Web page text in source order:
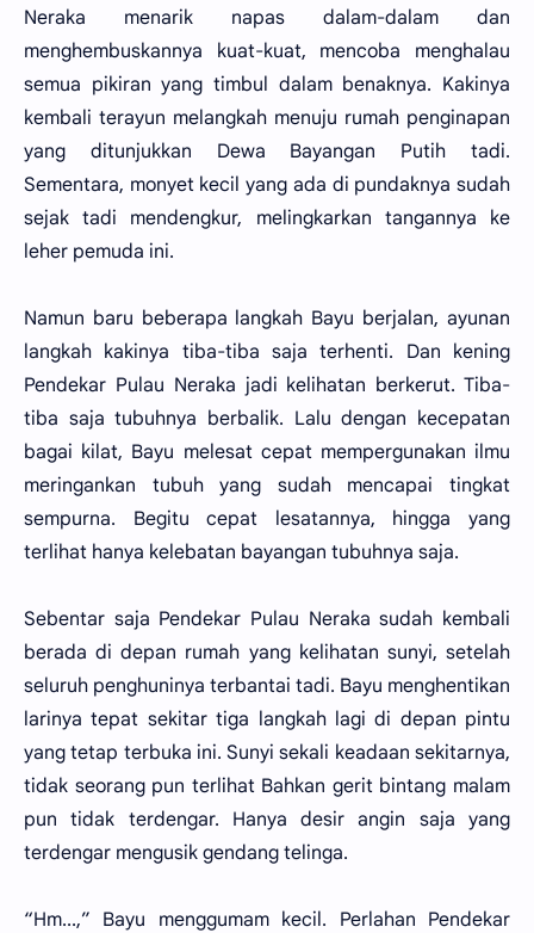
Neraka menarik napas dalam-dalam dan
menghembuskannya kuat-kuat, mencoba menghalau
semua pikiran yang timbul dalam benaknya. Kakinya
kembali terayun melangkah menuju rumah penginapan
yang ditunjukkan Dewa Bayangan Putih tadi.
Sementara, monyet kecil yang ada di pundaknya sudah
sejak tadi mendengkur, melingkarkan tangannya ke
leher pemuda ini.
Namun baru beberapa langkah Bayu berjalan, ayunan
langkah kakinya tiba-tiba saja terhenti. Dan kening
Pendekar Pulau Neraka jadi kelihatan berkerut. Tiba-
tiba saja tubuhnya berbalik. Lalu dengan kecepatan
bagai kilat, Bayu melesat cepat mempergunakan ilmu
meringankan tubuh yang sudah mencapai tingkat
sempurna. Begitu cepat lesatannya, hingga yang
terlihat hanya kelebatan bayangan tubuhnya saja.
Sebentar saja Pendekar Pulau Neraka sudah kembali
berada di depan rumah yang kelihatan sunyi, setelah
seluruh penghuninya terbantai tadi. Bayu menghentikan
larinya tepat sekitar tiga langkah lagi di depan pintu
yang tetap terbuka ini. Sunyi sekali keadaan sekitarnya,
tidak seorang pun terlihat Bahkan gerit bintang malam
pun tidak terdengar. Hanya desir angin saja yang
terdengar mengusik gendang telinga.
“Hm...,” Bayu menggumam kecil. Perlahan Pendekar